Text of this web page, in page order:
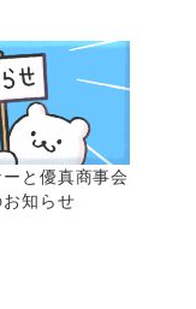
と優真商事会
お知らせ